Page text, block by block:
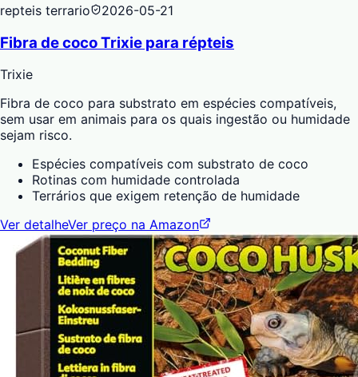
repteis terrario 2026-05-21
Fibra de coco Trixie para répteis
Trixie
Fibra de coco para substrato em espécies compatíveis,
sem usar em animais para os quais ingestão ou humidade
sejam risco.
Espécies compatíveis com substrato de coco
Rotinas com humidade controlada
Terrários que exigem retenção de humidade
Ver detalheVer preço na Amazon